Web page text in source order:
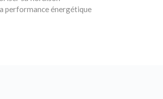
performance énergétique